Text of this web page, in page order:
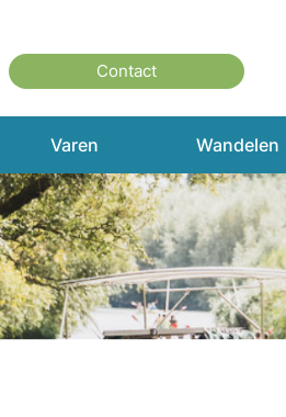
Contact
Varen Wandelen